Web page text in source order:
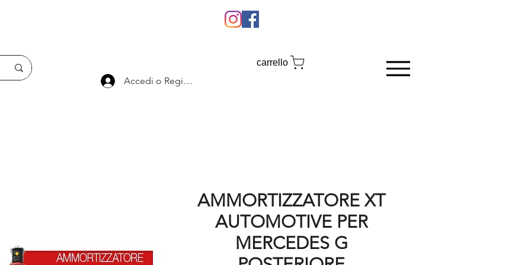
Accedi o Registrati
carrello
AMMORTIZZATORE XT
AUTOMOTIVE PER
MERCEDES G